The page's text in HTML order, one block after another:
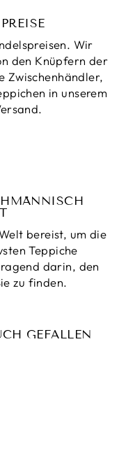
Wir
den Knüpfern der
Zwischenhändler,
in unserem
bereist, um die
Teppiche
darin, den
zu finden.
GEFALLEN